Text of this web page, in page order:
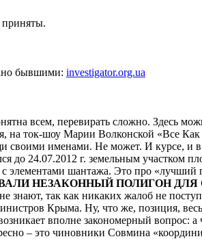
приняты.
бывшими: investigator.org.ua
всем, перевирать сложно. Здесь
ток-шоу Марии Волконской «Все
именами. Не может. И курсе, и
до 24.07.2012 г. земельным
элементами шантажа. Это про
НЕЗАКОННЫЙ ПОЛИГОН ДЛЯ
так как никаких жалоб не
Крыма. Ну, что же, позиция,
вполне закономерный вопрос: а
– это чиновники Совмина